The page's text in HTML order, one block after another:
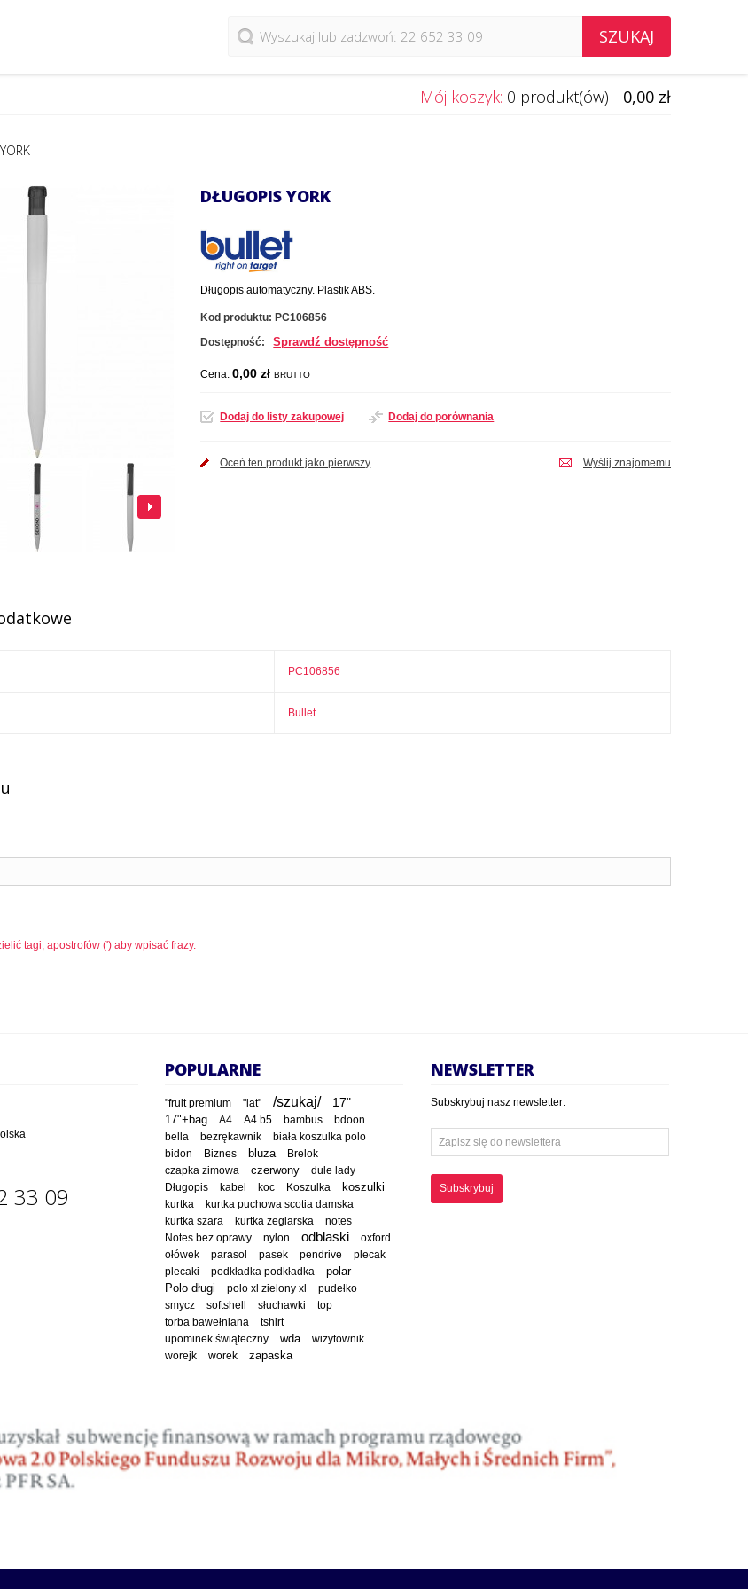
SZUKAJ
Mój koszyk: 0 produkt(ów) - 0,00 zł
DŁUGOPIS YORK
Długopis automatyczny. Plastik ABS.
Kod produktu: PC106856
Dostępność:
Sprawdź dostępność
Cena:0,00 złBRUTTO
Dodaj do listy zakupowej Dodaj do porównania
Oceń ten produkt jako pierwszy Wyślij znajomemu
PC106856
Bullet
tagi, apostrofów (') aby wpisać frazy.
33 09
POPULARNE
"fruit premium "lat" /szukaj/ 17"
17"+bag A4 A4 b5 bambus bdoon
bella bezrękawnik
biała koszulka polo
bidon
Biznes bluza
Brelok
czapka zimowa
czerwony
dule lady
Długopis
kabel koc Koszulka
koszulki
kurtka
kurtka puchowa scotia damska
kurtka szara
kurtka żeglarska notes
Notes bez oprawy nylon odblaski
oxford
ołówek
parasol pasek pendrive
plecak
plecaki
podkładka podkładka
polar
Polo długi
polo xl zielony xl pudełko
smycz softshell słuchawki
top
torba bawełniana
tshirt
upominek świąteczny
wda
wizytownik
worejk
worek zapaska
NEWSLETTER
Subskrybuj nasz newsletter:
Subskrybuj